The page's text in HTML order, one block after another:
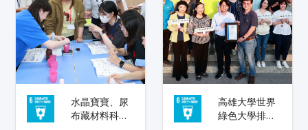
水晶寶寶、尿
布藏材料科學
高雄大學世界
綠色大學排名